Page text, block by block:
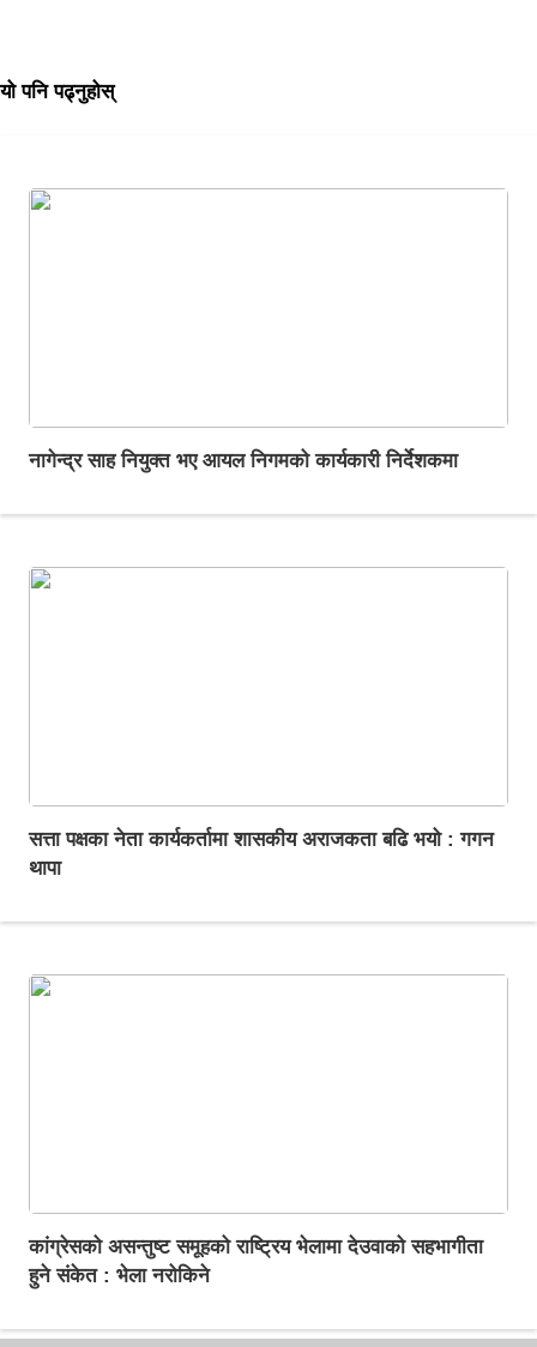
यो पनि पढ्नुहोस्
नागेन्द्र साह नियुक्त भए आयल निगमको कार्यकारी निर्देशकमा
सत्ता पक्षका नेता कार्यकर्तामा शासकीय अराजकता बढि भयो : गगन
थापा
कांग्रेसको असन्तुष्ट समूहको राष्ट्रिय भेलामा देउवाको सहभागीता
हुने संकेत : भेला नरोकिने